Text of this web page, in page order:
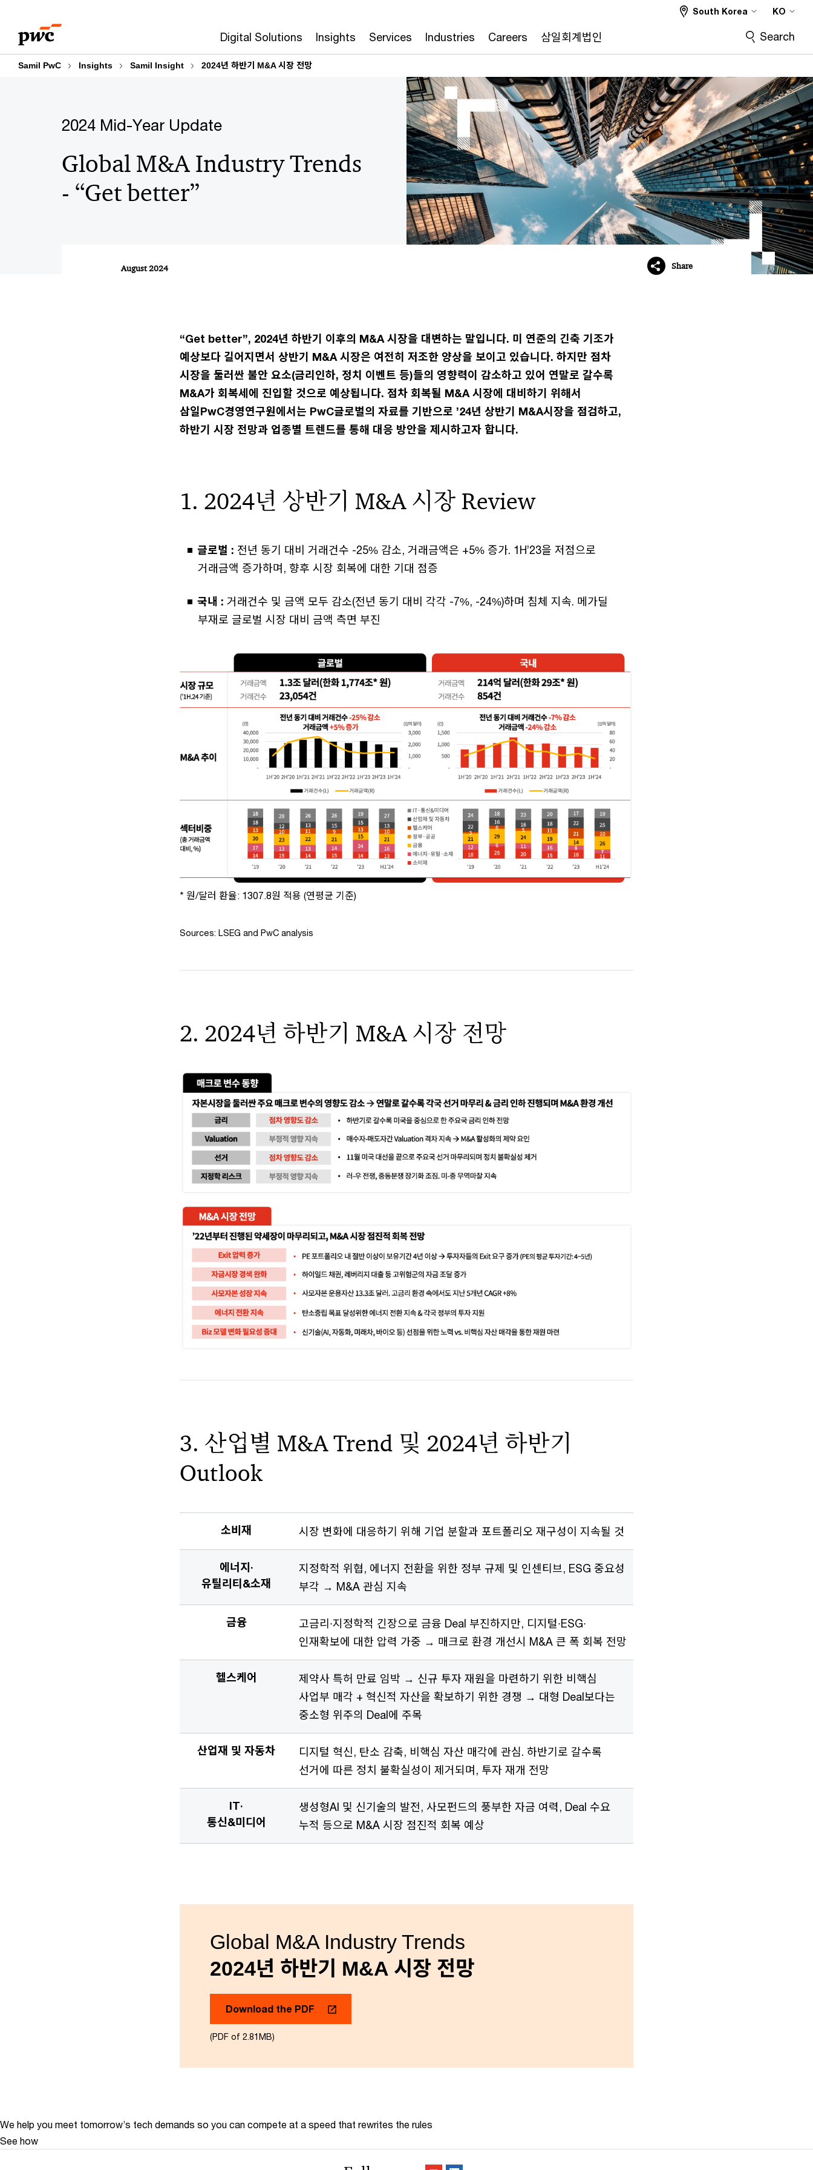
content
footer
Digital Solutions Insights Services Industries Careers 삼일회계법인
South Korea KO
Search
Samil PwC Insights Samil Insight 2024년 하반기 M&A 시장 전망
2024 Mid-Year Update
Global M&A Industry Trends
- “Get better”
August 2024 Share
“Get better”, 2024년 하반기 이후의 M&A 시장을 대변하는 말입니다. 미 연준의 긴축 기조가
예상보다 길어지면서 상반기 M&A 시장은 여전히 저조한 양상을 보이고 있습니다. 하지만 점차
시장을 둘러싼 불안 요소(금리인하, 정치 이벤트 등)들의 영향력이 감소하고 있어 연말로 갈수록
M&A가 회복세에 진입할 것으로 예상됩니다. 점차 회복될 M&A 시장에 대비하기 위해서
삼일PwC경영연구원에서는 PwC글로벌의 자료를 기반으로 ’24년 상반기 M&A시장을 점검하고,
하반기 시장 전망과 업종별 트렌드를 통해 대응 방안을 제시하고자 합니다.
1. 2024년 상반기 M&A 시장 Review
글로벌 : 전년 동기 대비 거래건수 -25% 감소, 거래금액은 +5% 증가. 1H’23을 저점으로
거래금액 증가하며, 향후 시장 회복에 대한 기대 점증
국내 : 거래건수 및 금액 모두 감소(전년 동기 대비 각각 -7%, -24%)하며 침체 지속. 메가딜
부재로 글로벌 시장 대비 금액 측면 부진
* 원/달러 환율: 1307.8원 적용 (연평균 기준)
Sources: LSEG and PwC analysis
2. 2024년 하반기 M&A 시장 전망
3. 산업별 M&A Trend 및 2024년 하반기
Outlook
소비재 시장 변화에 대응하기 위해 기업 분할과 포트폴리오 재구성이 지속될 것
에너지·
유틸리티&소재
지정학적 위협, 에너지 전환을 위한 정부 규제 및 인센티브, ESG 중요성
부각 → M&A 관심 지속
금융
고금리∙지정학적 긴장으로 금융 Deal 부진하지만, 디지털∙ESG∙
인재확보에 대한 압력 가중 → 매크로 환경 개선시 M&A 큰 폭 회복 전망
헬스케어
제약사 특허 만료 임박 → 신규 투자 재원을 마련하기 위한 비핵심
사업부 매각 + 혁신적 자산을 확보하기 위한 경쟁 → 대형 Deal보다는
중소형 위주의 Deal에 주목
산업재 및 자동차
디지털 혁신, 탄소 감축, 비핵심 자산 매각에 관심. 하반기로 갈수록
선거에 따른 정치 불확실성이 제거되며, 투자 재개 전망
IT·
통신&미디어
생성형AI 및 신기술의 발전, 사모펀드의 풍부한 자금 여력, Deal 수요
누적 등으로 M&A 시장 점진적 회복 예상
Global M&A Industry Trends
2024년 하반기 M&A 시장 전망
Download the PDF
(PDF of 2.81MB)
We help you meet tomorrow’s tech demands so you can compete at a speed that rewrites the rules
See how